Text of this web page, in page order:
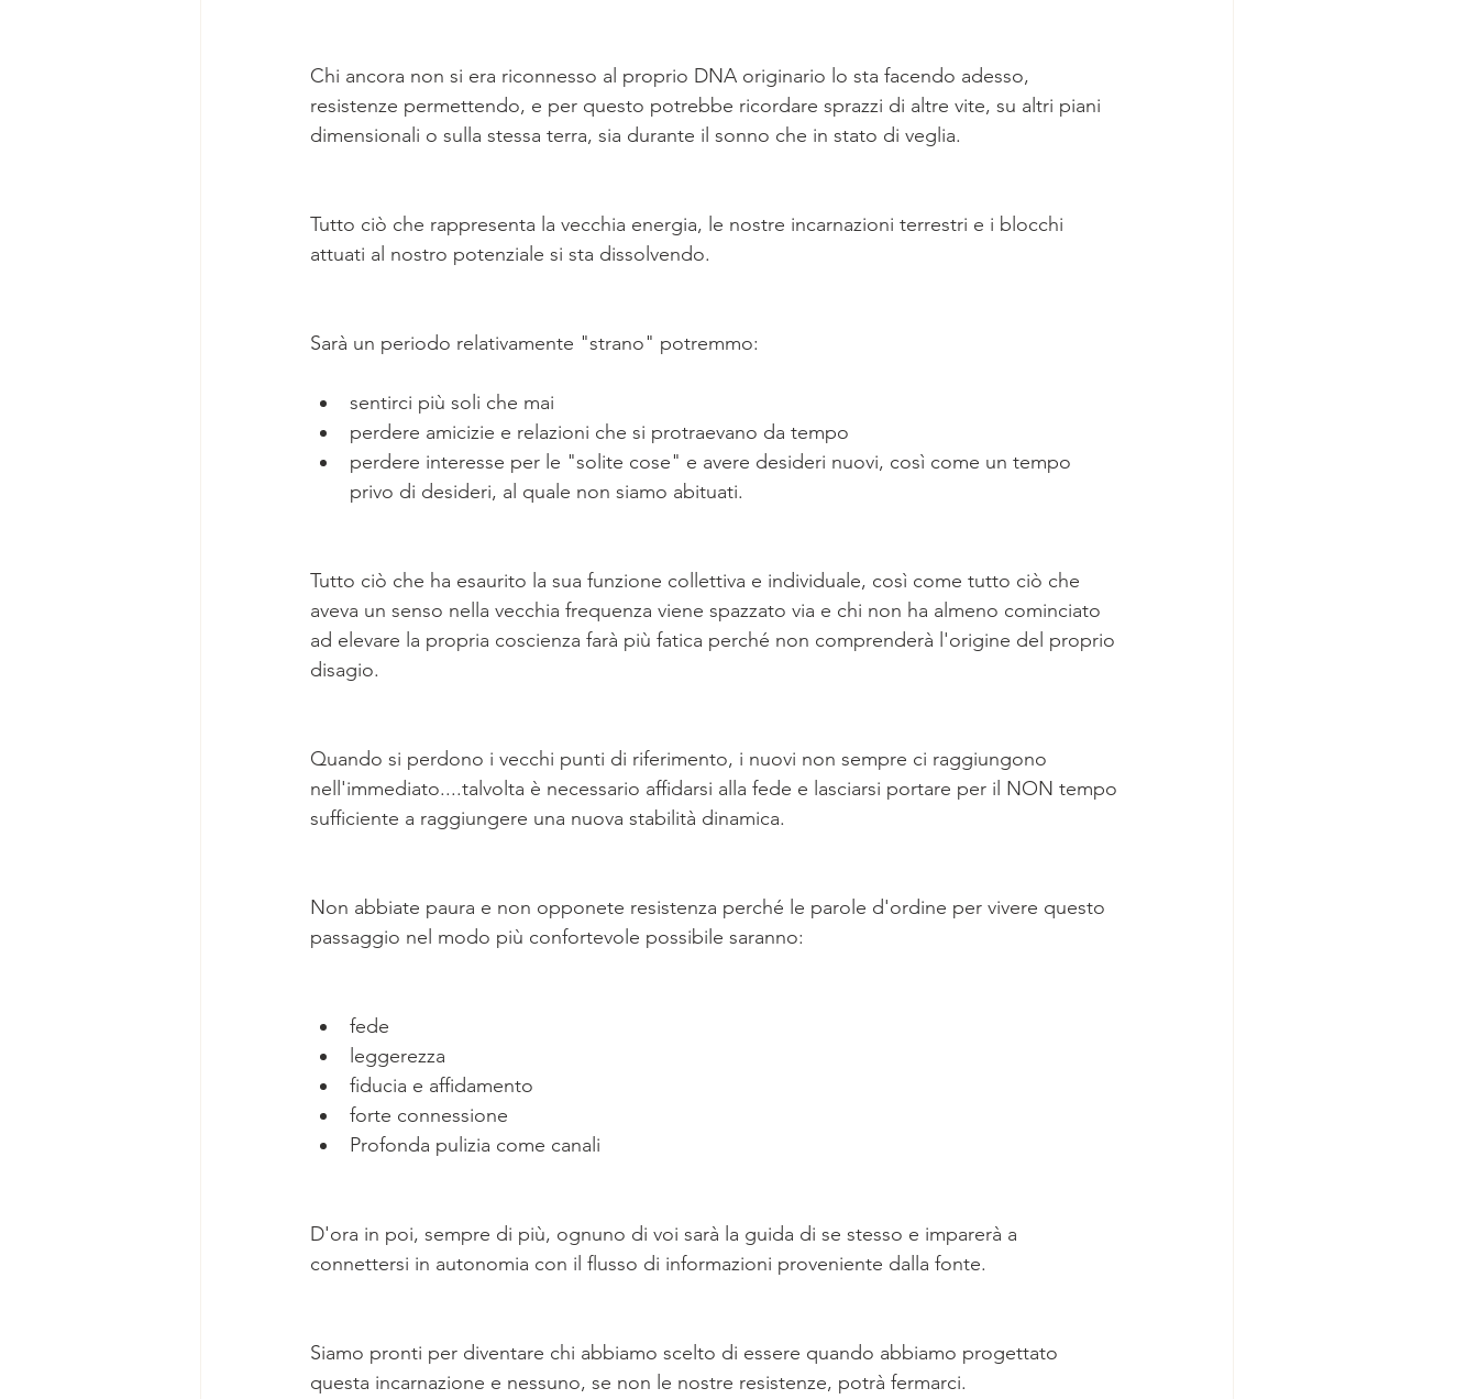
Chi ancora non si era riconnesso al proprio DNA originario lo sta facendo adesso,
resistenze permettendo, e per questo potrebbe ricordare sprazzi di altre vite, su altri piani
dimensionali o sulla stessa terra, sia durante il sonno che in stato di veglia.
Tutto ciò che rappresenta la vecchia energia, le nostre incarnazioni terrestri e i blocchi
attuati al nostro potenziale si sta dissolvendo.
Sarà un periodo relativamente "strano" potremmo:
sentirci più soli che mai
perdere amicizie e relazioni che si protraevano da tempo
perdere interesse per le "solite cose" e avere desideri nuovi, così come un tempo
privo di desideri, al quale non siamo abituati.
Tutto ciò che ha esaurito la sua funzione collettiva e individuale, così come tutto ciò che
aveva un senso nella vecchia frequenza viene spazzato via e chi non ha almeno cominciato
ad elevare la propria coscienza farà più fatica perché non comprenderà l'origine del proprio
disagio.
Quando si perdono i vecchi punti di riferimento, i nuovi non sempre ci raggiungono
nell'immediato....talvolta è necessario affidarsi alla fede e lasciarsi portare per il NON tempo
sufficiente a raggiungere una nuova stabilità dinamica.
Non abbiate paura e non opponete resistenza perché le parole d'ordine per vivere questo
passaggio nel modo più confortevole possibile saranno:
fede
leggerezza
fiducia e affidamento
forte connessione
Profonda pulizia come canali
D'ora in poi, sempre di più, ognuno di voi sarà la guida di se stesso e imparerà a
connettersi in autonomia con il flusso di informazioni proveniente dalla fonte.
Siamo pronti per diventare chi abbiamo scelto di essere quando abbiamo progettato
questa incarnazione e nessuno, se non le nostre resistenze, potrà fermarci.